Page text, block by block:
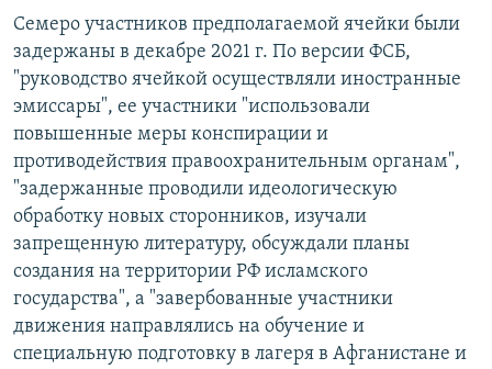
Семеро участников предполагаемой ячейки были
задержаны в декабре 2021 г. По версии ФСБ,
"руководство ячейкой осуществляли иностранные
эмиссары", ее участники "использовали
повышенные меры конспирации и
противодействия правоохранительным органам",
"задержанные проводили идеологическую
обработку новых сторонников, изучали
запрещенную литературу, обсуждали планы
создания на территории РФ исламского
государства", а "завербованные участники
движения направлялись на обучение и
специальную подготовку в лагеря в Афганистане и